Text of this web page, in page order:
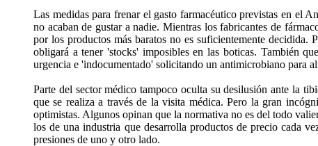
Las medidas para frenar el gasto farmacéutico previstas en el
no acaban de gustar a nadie. Mientras los fabricantes de
por los productos más baratos no es suficientemente
obligará a tener 'stocks' imposibles en las boticas. También
urgencia e 'indocumentado' solicitando un antimicrobiano para
Parte del sector médico tampoco oculta su desilusión ante la
que se realiza a través de la visita médica. Pero la gran
optimistas. Algunos opinan que la normativa no es del todo
los de una industria que desarrolla productos de precio cada
presiones de uno y otro lado.